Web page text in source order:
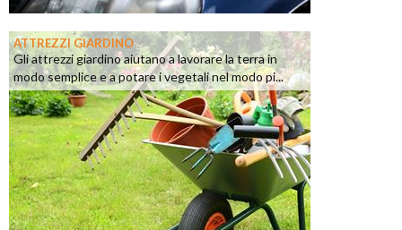
ATTREZZI GIARDINO
Gli attrezzi giardino aiutano a lavorare la terra in
modo semplice e a potare i vegetali nel modo pi...